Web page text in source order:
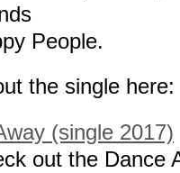
People.
the single here:
(single 2017)
out the Dance